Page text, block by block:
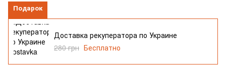
Подарок
Доставка рекуператора по Украине
280 грн Бесплатно